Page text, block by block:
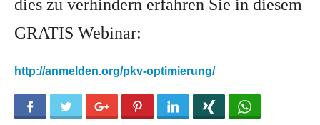
dies zu verhindern erfahren Sie in diesem
GRATIS Webinar:
http://anmelden.org/pkv-optimierung/
Facebook Twitter Google+ Pinterest LinkedIn